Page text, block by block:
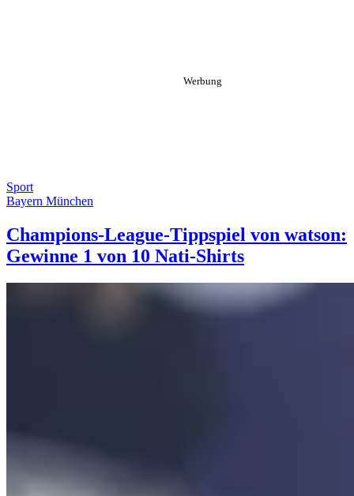
Sport
Bayern München
Champions-League-Tippspiel von watson:
Gewinne 1 von 10 Nati-Shirts